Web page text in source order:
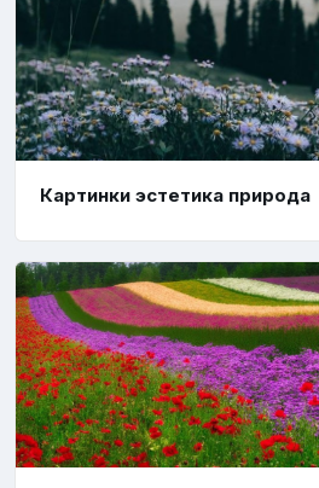
Картинки эстетика природа